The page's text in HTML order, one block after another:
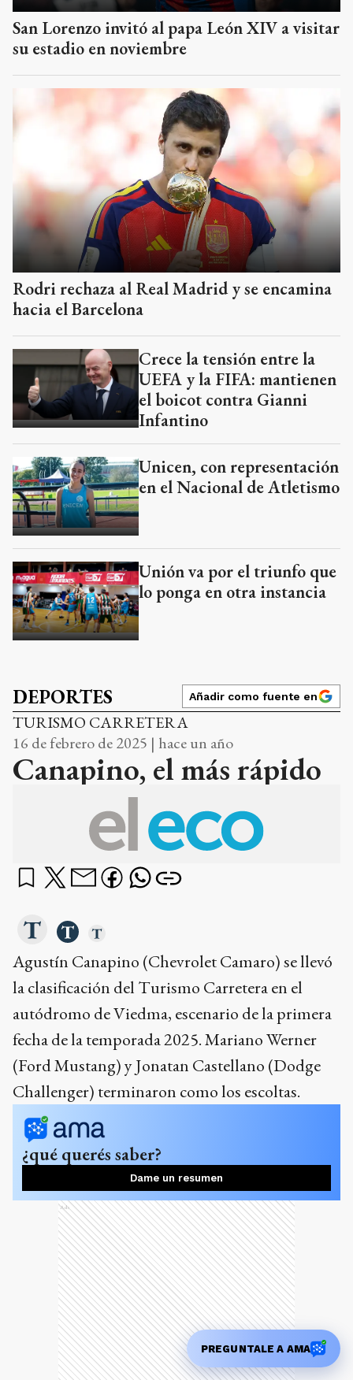
San Lorenzo invitó al papa León XIV a visitar
su estadio en noviembre
Rodri rechaza al Real Madrid y se encamina
hacia el Barcelona
Crece la tensión entre la
UEFA y la FIFA: mantienen
el boicot contra Gianni
Infantino
Unicen, con representación
en el Nacional de Atletismo
Unión va por el triunfo que
lo ponga en otra instancia
DEPORTES Añadir como fuente en
TURISMO CARRETERA
16 de febrero de 2025 | hace un año
Canapino, el más rápido
Agustín Canapino (Chevrolet Camaro) se llevó
la clasificación del Turismo Carretera en el
autódromo de Viedma, escenario de la primera
fecha de la temporada 2025. Mariano Werner
(Ford Mustang) y Jonatan Castellano (Dodge
Challenger) terminaron como los escoltas.
¿qué querés saber?
Dame un resumen
Ads
PREGUNTALE A AMA